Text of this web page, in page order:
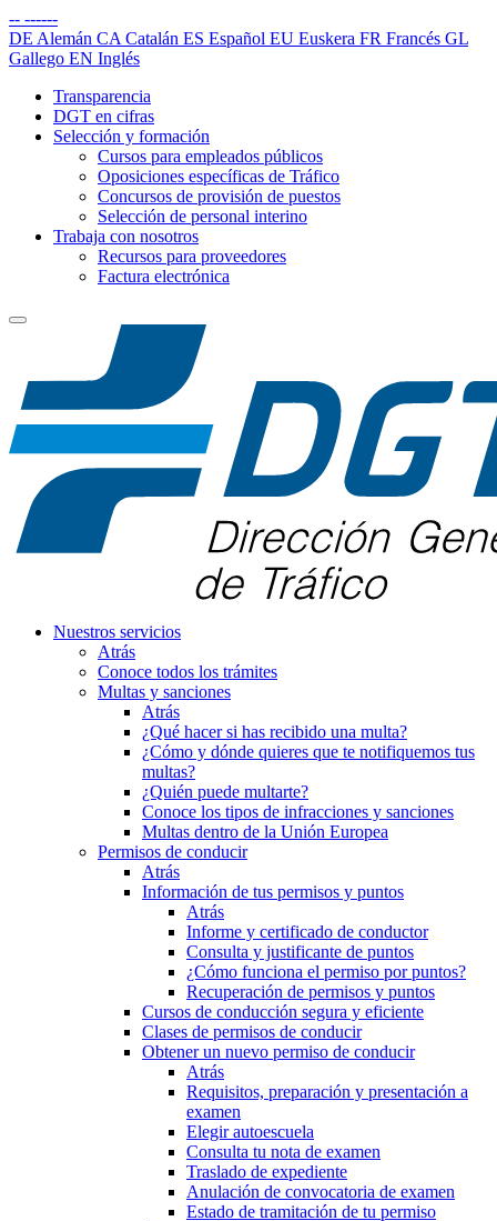
-- ------
DE Alemán CA Catalán ES Español EU Euskera FR Francés GL
Gallego EN Inglés
Transparencia
DGT en cifras
Selección y formación
Cursos para empleados públicos
Oposiciones específicas de Tráfico
Concursos de provisión de puestos
Selección de personal interino
Trabaja con nosotros
Recursos para proveedores
Factura electrónica
Nuestros servicios
Atrás
Conoce todos los trámites
Multas y sanciones
Atrás
¿Qué hacer si has recibido una multa?
¿Cómo y dónde quieres que te notifiquemos tus
multas?
¿Quién puede multarte?
Conoce los tipos de infracciones y sanciones
Multas dentro de la Unión Europea
Permisos de conducir
Atrás
Información de tus permisos y puntos
Atrás
Informe y certificado de conductor
Consulta y justificante de puntos
¿Cómo funciona el permiso por puntos?
Recuperación de permisos y puntos
Cursos de conducción segura y eficiente
Clases de permisos de conducir
Obtener un nuevo permiso de conducir
Atrás
Requisitos, preparación y presentación a
examen
Elegir autoescuela
Consulta tu nota de examen
Traslado de expediente
Anulación de convocatoria de examen
Estado de tramitación de tu permiso